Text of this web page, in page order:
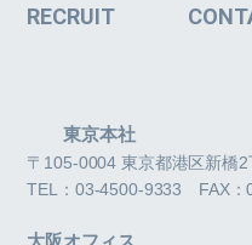
RECRUIT
東京本社
〒105-0004 東京都港区新橋
TEL：03-4500-9333 FAX：